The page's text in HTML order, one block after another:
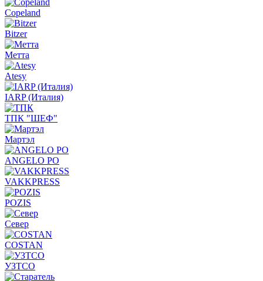
Copeland
Bitzer
Метта
Atesy
IARP (Италия)
ТПК "ШЕФ"
Мартэл
ANGELO PO
VAKKPRESS
POZIS
Север
COSTAN
УЗТСО